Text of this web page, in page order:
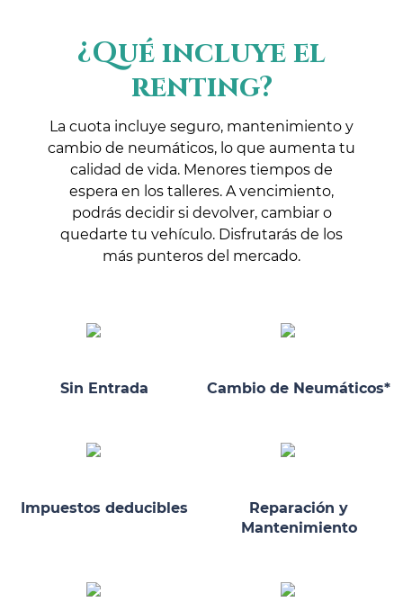
¿Qué incluye el
renting?
La cuota incluye seguro, mantenimiento y
cambio de neumáticos, lo que aumenta tu
calidad de vida. Menores tiempos de
espera en los talleres. A vencimiento,
podrás decidir si devolver, cambiar o
quedarte tu vehículo. Disfrutarás de los
más punteros del mercado.
Sin Entrada Cambio de Neumáticos*
Impuestos deducibles
Reparación y
Mantenimiento